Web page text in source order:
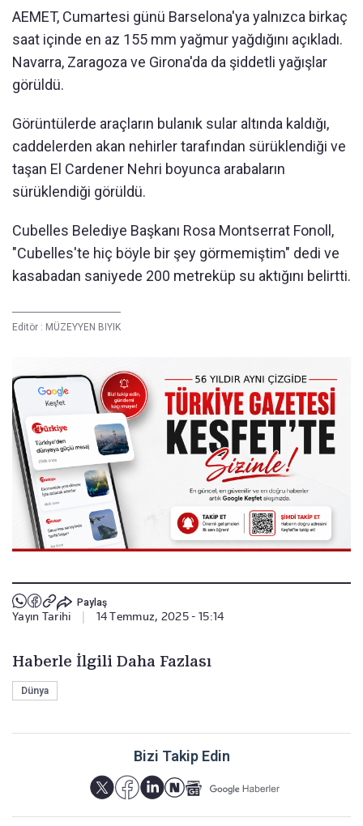
AEMET, Cumartesi günü Barselona'ya yalnızca birkaç
saat içinde en az 155 mm yağmur yağdığını açıkladı.
Navarra, Zaragoza ve Girona'da da şiddetli yağışlar
görüldü.
Görüntülerde araçların bulanık sular altında kaldığı,
caddelerden akan nehirler tarafından sürüklendiği ve
taşan El Cardener Nehri boyunca arabaların
sürüklendiği görüldü.
Cubelles Belediye Başkanı Rosa Montserrat Fonoll,
"Cubelles'te hiç böyle bir şey görmemiştim" dedi ve
kasabadan saniyede 200 metreküp su aktığını belirtti.
Editör : MÜZEYYEN BIYIK
Paylaş
Yayın Tarihi 14 Temmuz, 2025 - 15:14
Haberle İlgili Daha Fazlası
Dünya
Bizi Takip Edin